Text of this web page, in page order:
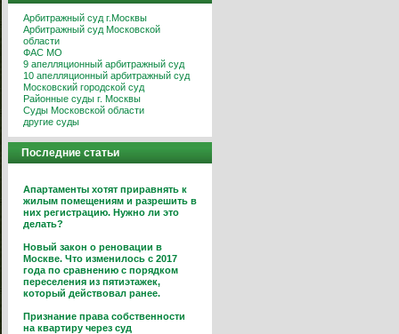
Арбитражный суд г.Москвы
Арбитражный суд Московской
области
ФАС МО
9 апелляционный арбитражный суд
10 апелляционный арбитражный суд
Московский городской суд
Районные суды г. Москвы
Суды Московской области
другие суды
Последние статьи
Апартаменты хотят приравнять к
жилым помещениям и разрешить в
них регистрацию. Нужно ли это
делать?
Новый закон о реновации в
Москве. Что изменилось с 2017
года по сравнению с порядком
переселения из пятиэтажек,
который действовал ранее.
Признание права собственности
на квартиру через суд